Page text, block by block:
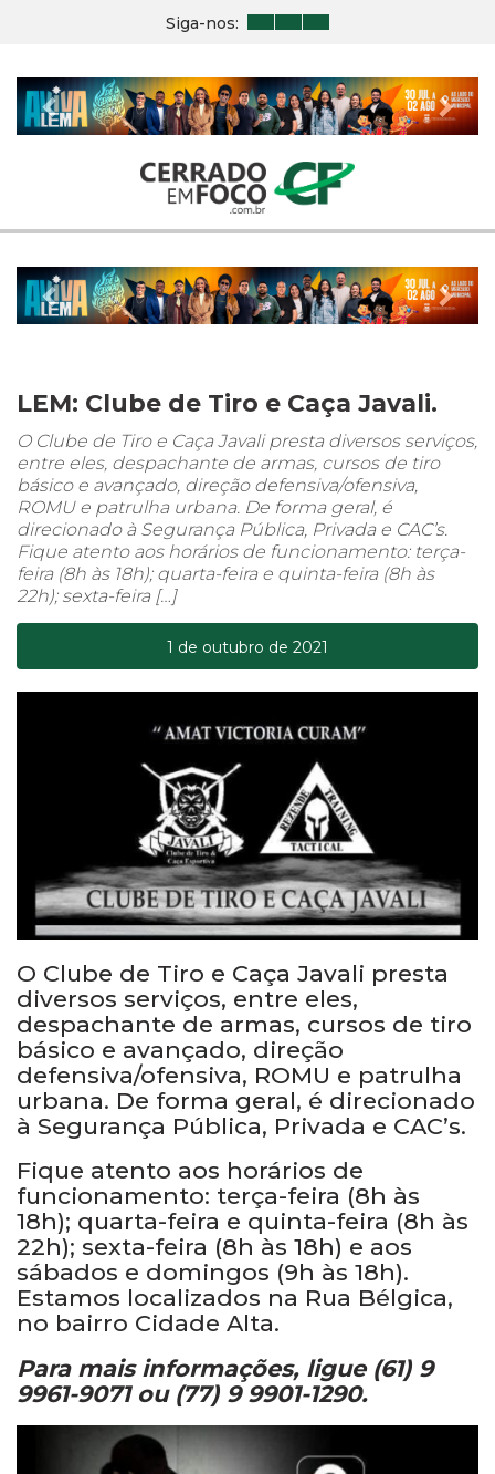
Siga-nos:
Previous Next
Previous Next
LEM: Clube de Tiro e Caça Javali.
O Clube de Tiro e Caça Javali presta diversos serviços,
entre eles, despachante de armas, cursos de tiro
básico e avançado, direção defensiva/ofensiva,
ROMU e patrulha urbana. De forma geral, é
direcionado à Segurança Pública, Privada e CAC’s.
Fique atento aos horários de funcionamento: terça-
feira (8h às 18h); quarta-feira e quinta-feira (8h às
22h); sexta-feira […]
1 de outubro de 2021
O Clube de Tiro e Caça Javali presta
diversos serviços, entre eles,
despachante de armas, cursos de tiro
básico e avançado, direção
defensiva/ofensiva, ROMU e patrulha
urbana. De forma geral, é direcionado
à Segurança Pública, Privada e CAC’s.
Fique atento aos horários de
funcionamento: terça-feira (8h às
18h); quarta-feira e quinta-feira (8h às
22h); sexta-feira (8h às 18h) e aos
sábados e domingos (9h às 18h).
Estamos localizados na Rua Bélgica,
no bairro Cidade Alta.
Para mais informações, ligue (61) 9
9961-9071 ou (77) 9 9901-1290.